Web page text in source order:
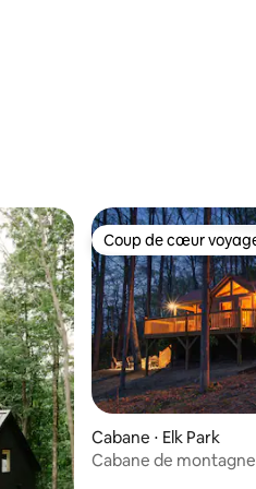
: 4,98 sur 5
: 5 sur 5
appréciés Coup de cœur
Coup de cœur
Cabane ⋅ Elk Park
Cabane de